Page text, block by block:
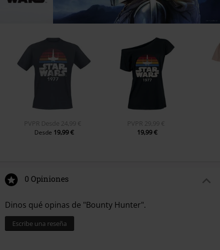
PVPR Desde 24,99 €
Desde 19,99 €
PVPR 29,99 €
19,99 €
0 Opiniones
Dinos qué opinas de "Bounty Hunter".
Escribe una reseña